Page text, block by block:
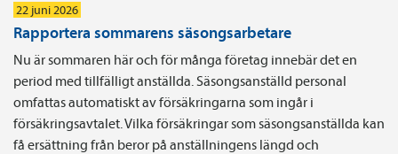
22 juni 2026
Rapportera sommarens säsongsarbetare
Nu är sommaren här och för många företag innebär det en
period med tillfälligt anställda. Säsongsanställd personal
omfattas automatiskt av försäkringarna som ingår i
försäkringsavtalet. Vilka försäkringar som säsongsanställda kan
få ersättning från beror på anställningens längd och